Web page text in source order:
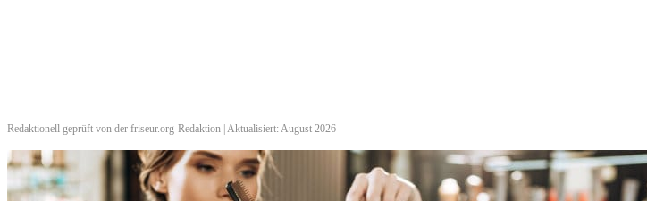
Redaktionell geprüft von der friseur.org-Redaktion | Aktualisiert: August 2026